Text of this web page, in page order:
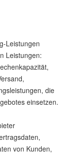
Leistungen
Leistungen:
die
einsetzen.
von Kunden,